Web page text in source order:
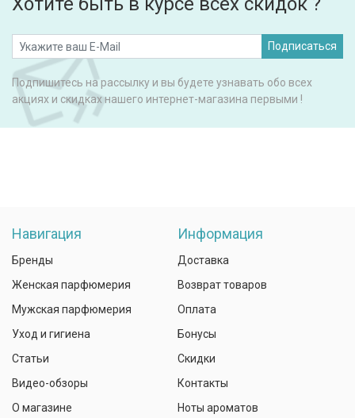
Подписаться
Подпишитесь на рассылку и вы будете узнавать обо всех
акциях и скидках нашего интернет-магазина первыми !
Навигация
Бренды
Женская парфюмерия
Мужская парфюмерия
Уход и гигиена
Статьи
Видео-обзоры
О магазине
Информация
Доставка
Возврат товаров
Оплата
Бонусы
Скидки
Контакты
Ноты ароматов